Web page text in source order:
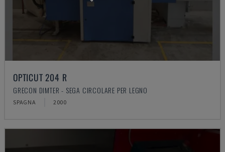
OPTICUT 204 R
GRECON DIMTER - SEGA CIRCOLARE PER LEGNO
SPAGNA 2000